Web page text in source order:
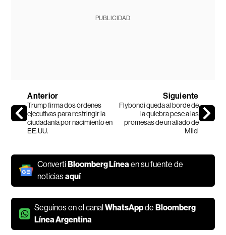
PUBLICIDAD
Anterior
Trump firma dos órdenes
ejecutivas para restringir la
ciudadanía por nacimiento en
EE.UU.
Siguiente
Flybondi queda al borde de
la quiebra pese a las
promesas de un aliado de
Milei
ConvertíBloomberg Línea en su fuente de
noticiasaquí
Seguínos en el canalWhatsAppdeBloomberg
Línea Argentina